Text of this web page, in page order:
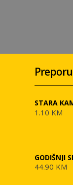
STARA
1.10 KM
GODIŠNJI
44.90 KM